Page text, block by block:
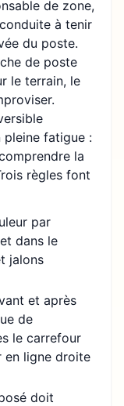
de zone,
à tenir
du poste.
de poste
le terrain, le
pleine fatigue :
la
règles font
par
dans le
jalons
et après
de
le carrefour
en ligne droite
doit